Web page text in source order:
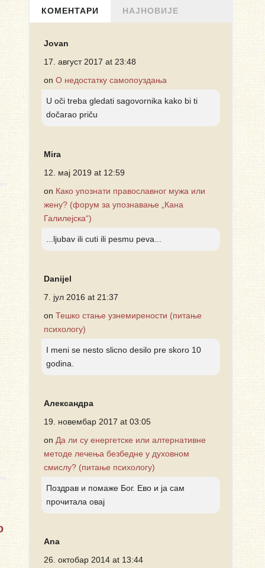
КОМЕНТАРИ НАЈНОВИЈЕ
Jovan
17. август 2017 at 23:48
onО недостатку самопоуздања
U oči treba gledati sagovornika kako bi ti
dočarao priču
Mira
12. мај 2019 at 12:59
on Како упознати православног мужа или
жену? (форум за упознавање „Кана
Галилејска“)
...ljubav ili cuti ili pesmu peva...
Danijel
7. јул 2016 at 21:37
onТешко стање узнемирености (питање
психологу)
I meni se nesto slicno desilo pre skoro 10
godina.
Александра
19. новембар 2017 at 03:05
on Да ли су енергетске или алтернативне
методе лечења безбедне у духовном
смислу? (питање психологу)
Поздрав и помаже Бог. Ево и ја сам
прочитала овај
Ana
26. октобар 2014 at 13:44